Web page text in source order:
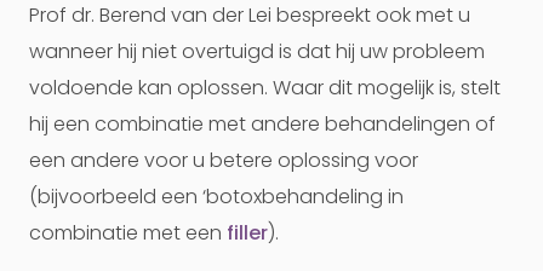
Prof dr. Berend van der Lei bespreekt ook met u
wanneer hij niet overtuigd is dat hij uw probleem
voldoende kan oplossen. Waar dit mogelijk is, stelt
hij een combinatie met andere behandelingen of
een andere voor u betere oplossing voor
(bijvoorbeeld een ‘botoxbehandeling in
combinatie met een filler).